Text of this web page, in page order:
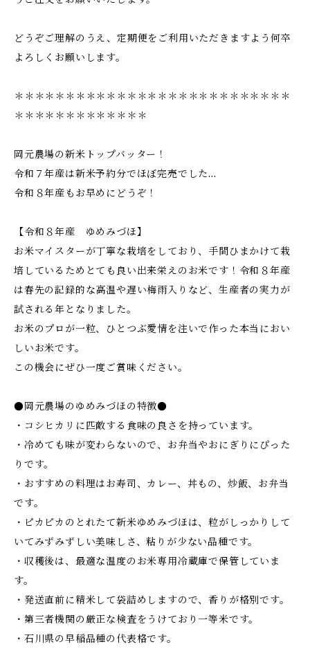
どうぞご理解のうえ、定期便をご利用いただきますよう何卒
よろしくお願いします。
＊＊＊＊＊＊＊＊＊＊＊＊＊＊＊＊＊＊＊＊＊＊＊＊＊＊＊
＊＊＊＊＊＊＊＊＊＊＊＊＊
岡元農場の新米トップバッター！
令和７年産は新米予約分でほぼ完売でした...
令和８年産もお早めにどうぞ！
【令和８年産 ゆめみづほ】
お米マイスターが丁寧な栽培をしており、手間ひまかけて栽
培しているためとても良い出来栄えのお米です！令和８年産
は春先の記録的な高温や遅い梅雨入りなど、生産者の実力が
試される年となりました。
お米のプロが一粒、ひとつぶ愛情を注いで作った本当におい
しいお米です。
この機会にぜひ一度ご賞味ください。
●岡元農場のゆめみづほの特徴●
・コシヒカリに匹敵する食味の良さを持っています。
・冷めても味が変わらないので、お弁当やおにぎりにぴった
りです。
・おすすめの料理はお寿司、カレー、丼もの、炒飯、お弁当
です。
・ピカピカのとれたて新米ゆめみづほは、粒がしっかりして
いてみずみずしい美味しさ、粘りが少ない品種です。
・収穫後は、最適な温度のお米専用冷蔵庫で保管していま
す。
・発送直前に精米して袋詰めしますので、香りが格別です。
・第三者機関の厳正な検査をうけており一等米です。
・石川県の早稲品種の代表格です。